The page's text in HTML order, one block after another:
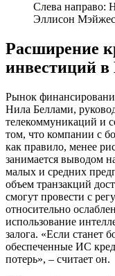
Слева направо:
Эллисон
Расширение
инвестиций
Рынок
Нила Беллами,
телекоммуникаций и
том, что компании с
как правило, менее
занимается выводом
малых и средних
объем транзакций
смогут провести с
относительно
использование
залога. «Если станет
обеспеченные ИС
потерь», – считает он.